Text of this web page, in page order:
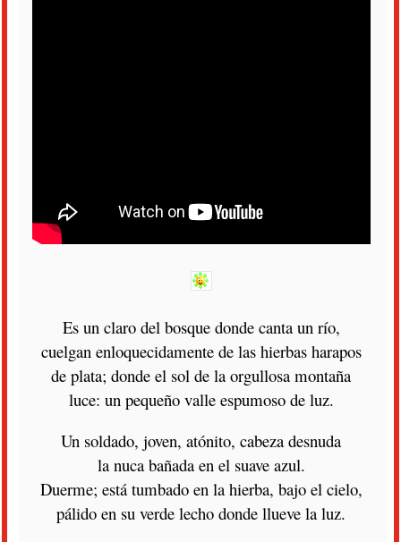
Es un claro del bosque donde canta un río,
cuelgan enloquecidamente de las hierbas harapos
de plata; donde el sol de la orgullosa montaña
luce: un pequeño valle espumoso de luz.
Un soldado, joven, atónito, cabeza desnuda
la nuca bañada en el suave azul.
Duerme; está tumbado en la hierba, bajo el cielo,
pálido en su verde lecho donde llueve la luz.